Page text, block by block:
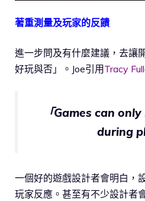
著重測量及玩家的反饋
進一步問及有什麼建議，去讓
好玩與否」。Joe引用 Tracy
「Games can
during
一個好的遊戲設計者會明白，
玩家反應。甚至有不少設計者